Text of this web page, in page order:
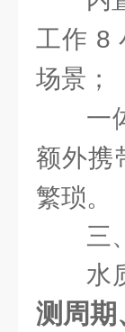
工作 8
场景；
一
额外携
繁琐。
三
水
测周期